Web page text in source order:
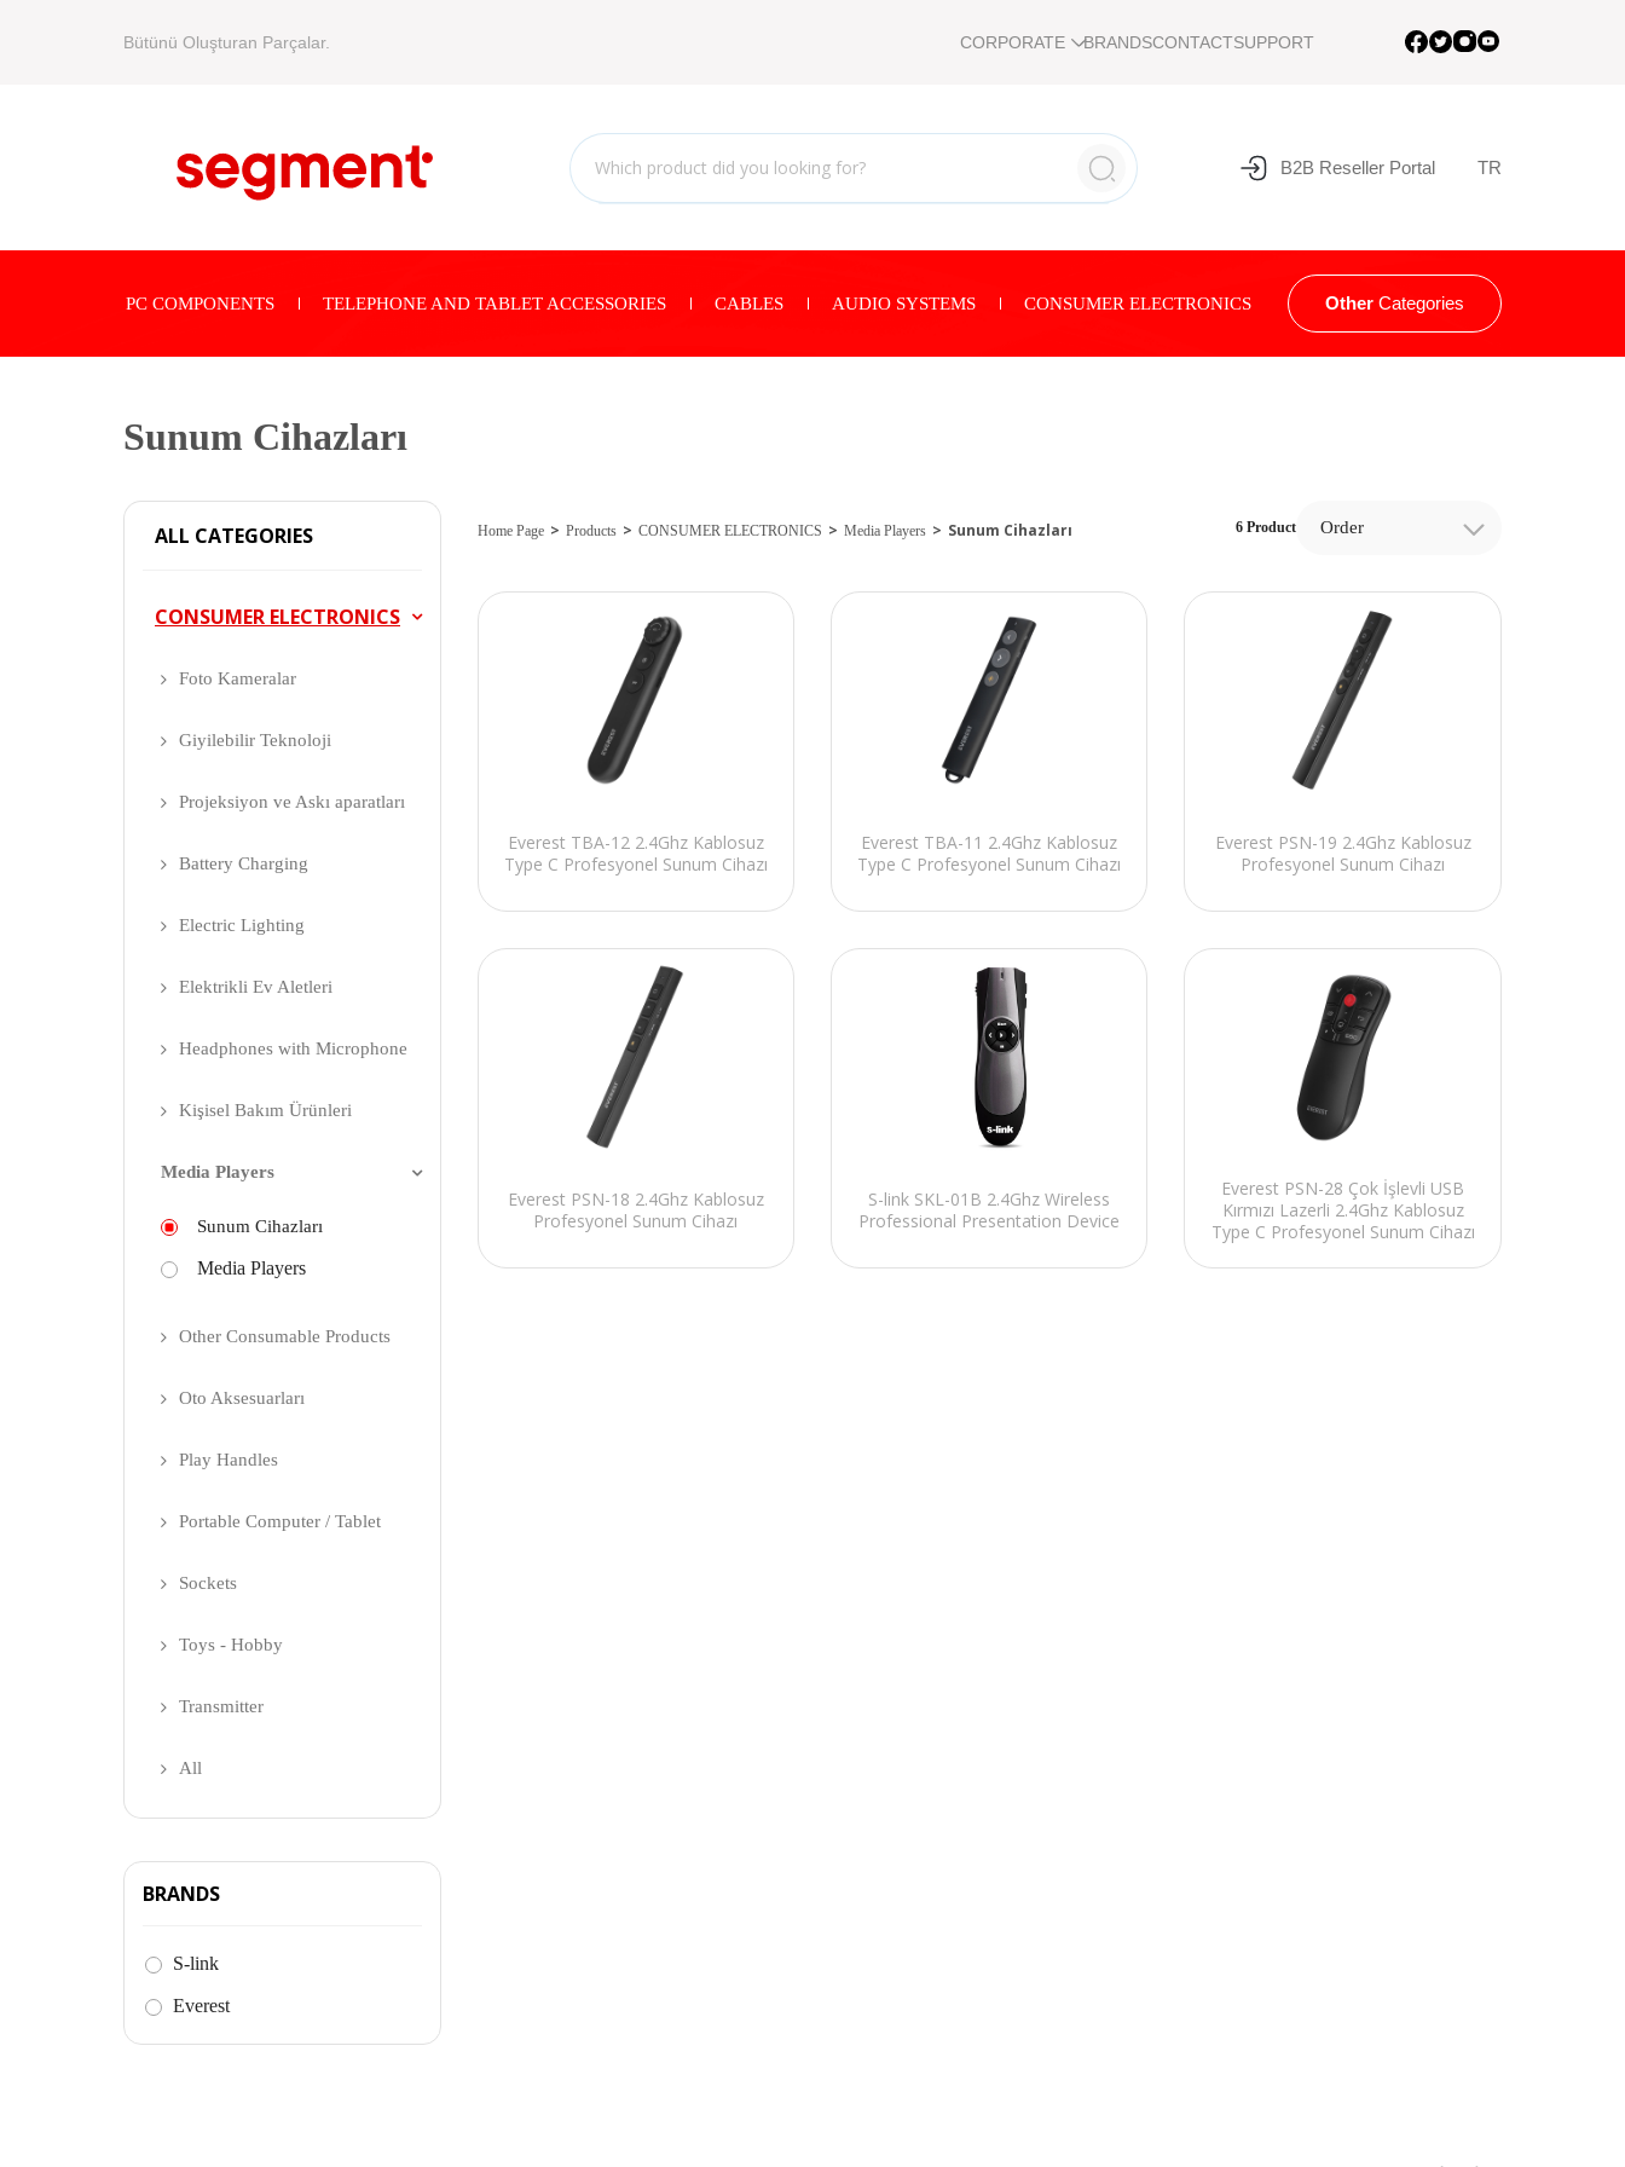
Bütünü Oluşturan Parçalar. CORPORATE BRANDSCONTACTSUPPORT
B2B Reseller Portal TR
PC COMPONENTS TELEPHONE AND TABLET ACCESSORIES CABLES AUDIO SYSTEMS CONSUMER ELECTRONICS Other Categories
Sunum Cihazları
ALL CATEGORIES
CONSUMER ELECTRONICS
Foto Kameralar
Giyilebilir Teknoloji
Projeksiyon ve Askı aparatları
Battery Charging
Electric Lighting
Elektrikli Ev Aletleri
Headphones with Microphone
Kişisel Bakım Ürünleri
Media Players
Sunum Cihazları
Media Players
Other Consumable Products
Oto Aksesuarları
Play Handles
Portable Computer / Tablet
Sockets
Toys - Hobby
Transmitter
All
BRANDS
S-link
Everest
Home Page Products CONSUMER ELECTRONICS Media Players Sunum Cihazları 6 Product Order
Everest TBA-12 2.4Ghz Kablosuz
Type C Profesyonel Sunum Cihazı
Everest TBA-11 2.4Ghz Kablosuz
Type C Profesyonel Sunum Cihazı
Everest PSN-19 2.4Ghz Kablosuz
Profesyonel Sunum Cihazı
Everest PSN-18 2.4Ghz Kablosuz
Profesyonel Sunum Cihazı
S-link SKL-01B 2.4Ghz Wireless
Professional Presentation Device
Everest PSN-28 Çok İşlevli USB
Kırmızı Lazerli 2.4Ghz Kablosuz
Type C Profesyonel Sunum Cihazı